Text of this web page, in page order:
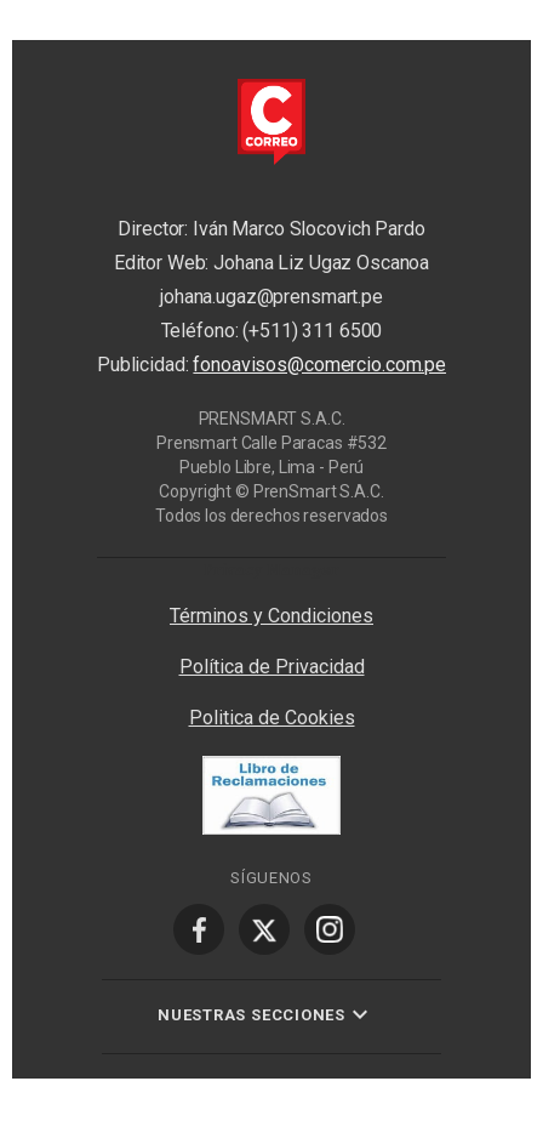
Director: Iván Marco Slocovich Pardo
Editor Web: Johana Liz Ugaz Oscanoa
johana.ugaz@prensmart.pe
Teléfono: (+511) 311 6500
Publicidad:fonoavisos@comercio.com.pe
PRENSMART S.A.C.
Prensmart Calle Paracas #532
Pueblo Libre, Lima - Perú
Copyright © PrenSmart S.A.C.
Todos los derechos reservados
Términos y Condiciones
Política de Privacidad
Politica de Cookies
SÍGUENOS
NUESTRAS SECCIONES